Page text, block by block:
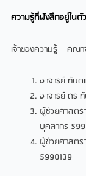
ความรู้ที่ฝังลึกอยู่ในตั
เจ้าของความรู้ คณา
อาจารย์ ทัน
อาจารย์ ดร
ผู้ช่วยศาสต
บุคลากร
ผู้ช่วยศาสต
5990139